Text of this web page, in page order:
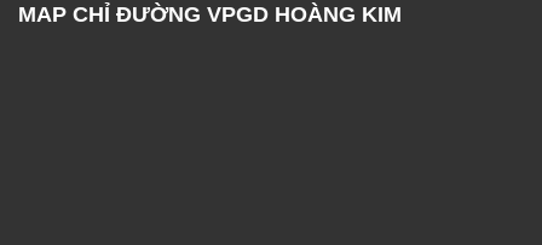
MAP CHỈ ĐƯỜNG VPGD HOÀNG KIM